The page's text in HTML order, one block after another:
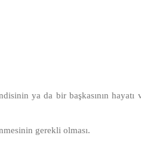
ya da bir başkasının hayatı
gerekli olması.